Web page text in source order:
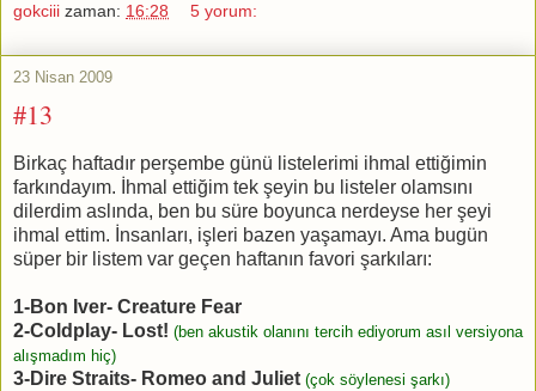
gokciii zaman: 16:28 5 yorum:
23 Nisan 2009
#13
Birkaç haftadır perşembe günü listelerimi ihmal ettiğimin
farkındayım. İhmal ettiğim tek şeyin bu listeler olamsını
dilerdim aslında, ben bu süre boyunca nerdeyse her şeyi
ihmal ettim. İnsanları, işleri bazen yaşamayı. Ama bugün
süper bir listem var geçen haftanın favori şarkıları:
1-Bon Iver- Creature Fear
2-Coldplay- Lost! (ben akustik olanını tercih ediyorum asıl versiyona
alışmadım hiç)
3-Dire Straits- Romeo and Juliet (çok söylenesi şarkı)